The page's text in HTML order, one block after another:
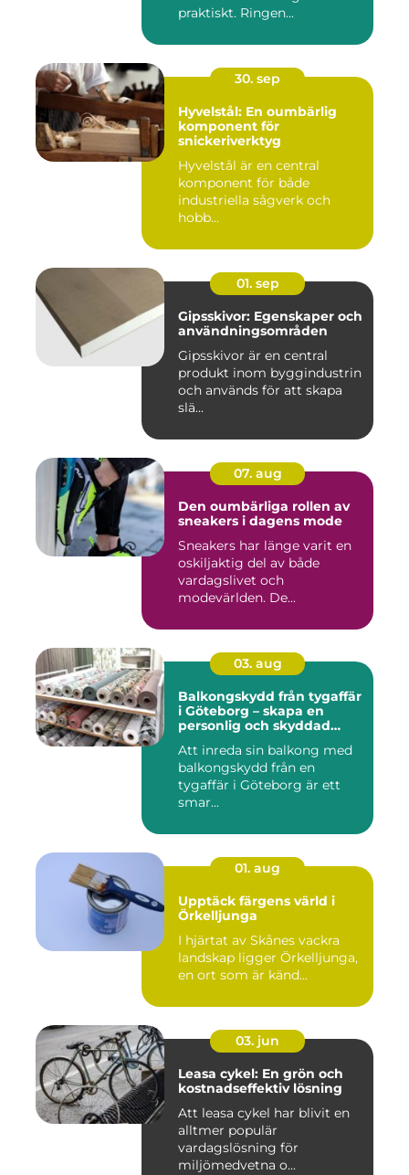
praktiskt. Ringen...
30. sep
Hyvelstål: En oumbärlig
komponent för
snickeriverktyg
Hyvelstål är en central
komponent för både
industriella sågverk och
hobb...
01. sep
Gipsskivor: Egenskaper och
användningsområden
Gipsskivor är en central
produkt inom byggindustrin
och används för att skapa
slä...
07. aug
Den oumbärliga rollen av
sneakers i dagens mode
Sneakers har länge varit en
oskiljaktig del av både
vardagslivet och
modevärlden. De...
03. aug
Balkongskydd från tygaffär
i Göteborg – skapa en
personlig och skyddad
Att inreda sin balkong med
balkongskydd från en
tygaffär i Göteborg är ett
smar...
01. aug
Upptäck färgens värld i
Örkelljunga
I hjärtat av Skånes vackra
landskap ligger Örkelljunga,
en ort som är känd...
03. jun
Leasa cykel: En grön och
kostnadseffektiv lösning
Att leasa cykel har blivit en
alltmer populär
vardagslösning för
miljömedvetna o...